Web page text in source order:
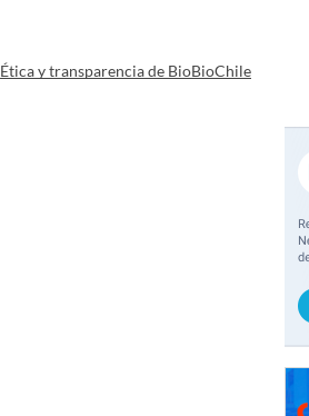
Ética y transparencia de BioBioChile